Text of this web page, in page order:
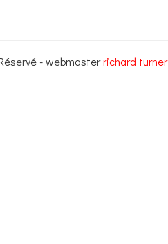
- webmasterrichard turner